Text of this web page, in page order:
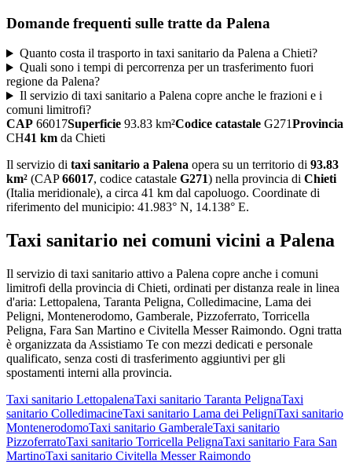
Domande frequenti sulle tratte da Palena
Quanto costa il trasporto in taxi sanitario da Palena a Chieti?
Quali sono i tempi di percorrenza per un trasferimento fuori
regione da Palena?
Il servizio di taxi sanitario a Palena copre anche le frazioni e i
comuni limitrofi?
CAP 66017Superficie 93.83 km²Codice catastale G271Provincia
CH41 km da Chieti
Il servizio di taxi sanitario a Palena opera su un territorio di 93.83
km² (CAP66017, codice catastale G271) nella provincia di Chieti
(Italia meridionale), a circa 41 km dal capoluogo. Coordinate di
riferimento del municipio: 41.983° N, 14.138° E.
Taxi sanitario nei comuni vicini a Palena
Il servizio di taxi sanitario attivo a Palena copre anche i comuni
limitrofi della provincia di Chieti, ordinati per distanza reale in linea
d'aria: Lettopalena, Taranta Peligna, Colledimacine, Lama dei
Peligni, Montenerodomo, Gamberale, Pizzoferrato, Torricella
Peligna, Fara San Martino e Civitella Messer Raimondo. Ogni tratta
è organizzata da Assistiamo Te con mezzi dedicati e personale
qualificato, senza costi di trasferimento aggiuntivi per gli
spostamenti interni alla provincia.
Taxi sanitario LettopalenaTaxi sanitario Taranta PelignaTaxi
sanitario ColledimacineTaxi sanitario Lama dei PeligniTaxi sanitario
MontenerodomoTaxi sanitario GamberaleTaxi sanitario
PizzoferratoTaxi sanitario Torricella PelignaTaxi sanitario Fara San
MartinoTaxi sanitario Civitella Messer Raimondo